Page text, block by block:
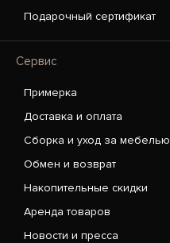
Подарочный сертификат
Сервис
Примерка
Доставка и оплата
Сборка и уход за мебелью
Обмен и возврат
Накопительные скидки
Аренда товаров
Новости и пресса